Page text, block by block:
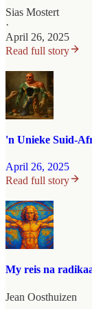
Sias Mostert
·
April 26, 2025
Read full story
'n Unieke Suid-
April 26, 2025
Read full story
My reis na
Jean Oosthuizen